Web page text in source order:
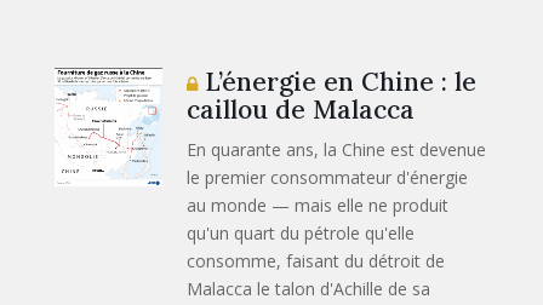
L’énergie en Chine : le
caillou de Malacca
En quarante ans, la Chine est devenue
le premier consommateur d'énergie
au monde — mais elle ne produit
qu'un quart du pétrole qu'elle
consomme, faisant du détroit de
Malacca le talon d'Achille de sa